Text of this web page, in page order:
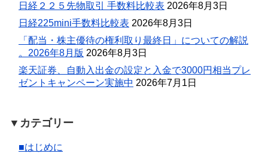
日経２２５先物取引 手数料比較表 2026年8月3日
日経225mini手数料比較表 2026年8月3日
「配当・株主優待の権利取り最終日」についての解説
。2026年8月版 2026年8月3日
楽天証券、自動入出金の設定と入金で3000円相当プレ
ゼントキャンペーン実施中 2026年7月1日
▼カテゴリー
■はじめに